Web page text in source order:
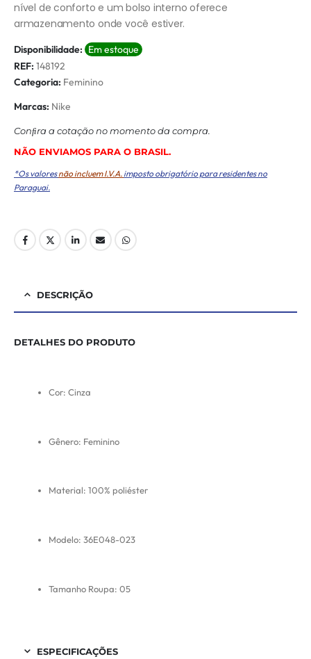
nível de conforto e um bolso interno oferece
armazenamento onde você estiver.
Disponibilidade: Em estoque
REF: 148192
Categoria: Feminino
Marcas: Nike
Conﬁra a cotação no momento da compra.
NÃO ENVIAMOS PARA O BRASIL.
*Os valoresnão incluem I.V.A. imposto obrigatório para residentes no
Paraguai.
DESCRIÇÃO
DETALHES DO PRODUTO
Cor: Cinza
Gênero: Feminino
Material: 100% poliéster
Modelo: 36E048-023
Tamanho Roupa: 05
ESPECIFICAÇÕES